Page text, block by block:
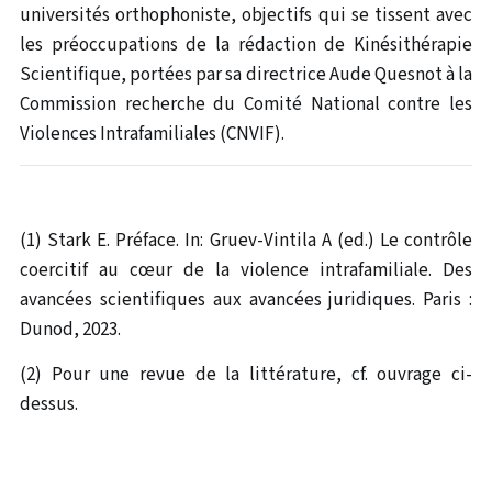
universités orthophoniste, objectifs qui se tissent avec
les préoccupations de la rédaction de Kinésithérapie
Scientifique, portées par sa directrice Aude Quesnot à la
Commission recherche du Comité National contre les
Violences Intrafamiliales (CNVIF).
(1) Stark E. Préface. In: Gruev-Vintila A (ed.) Le contrôle
coercitif au cœur de la violence intrafamiliale. Des
avancées scientifiques aux avancées juridiques. Paris :
Dunod, 2023.
(2) Pour une revue de la littérature, cf. ouvrage ci-
dessus.